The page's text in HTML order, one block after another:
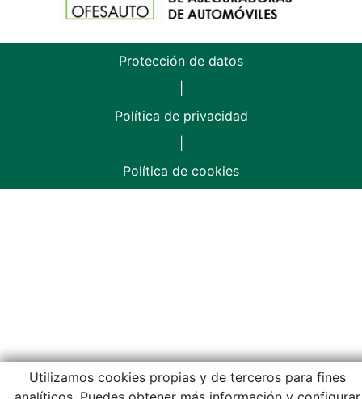
Protección de datos
Política de privacidad
Política de cookies
Utilizamos cookies propias y de terceros para fines